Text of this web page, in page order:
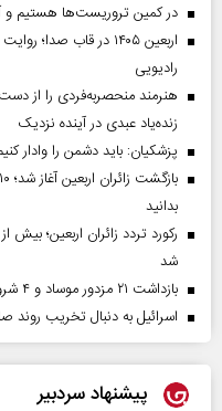
در کمین تروریست‌ها هستیم و
اربعین ۱۴۰۵ در قاب
رادیویی
زنده‌یاد عبدی در آینده نزدیک
پزشکیان: باید دشمن را وادار
بدانید
شد
بازداشت ۲۱ مزدور موساد و ۴ شرور مسلح در استان کرمان
اسرائیل به دنبال تخریب
پیشنهاد سردبیر